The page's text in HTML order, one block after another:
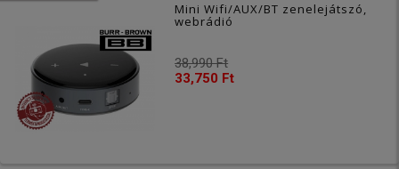
Mini Wifi/AUX/BT zenelejátszó,
webrádió
38,990 Ft
33,750 Ft